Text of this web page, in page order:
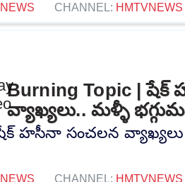
NEWS CHANNEL: HMTVNEWS
Burning Topic |
వ్యాఖ్యలు.. మళ్ళీ
షేక్ హసీనా సంచలన
NEWS CHANNEL: HMTVNEWS